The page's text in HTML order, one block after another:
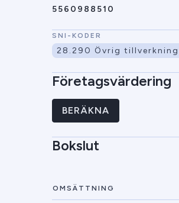
5560988510
SNI-KODER
28.290 Övrig
Företagsvärdering
BERÄKNA
Bokslut
OMSÄTTNING